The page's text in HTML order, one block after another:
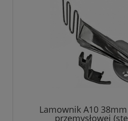
Lamownik A10
przemysłowej